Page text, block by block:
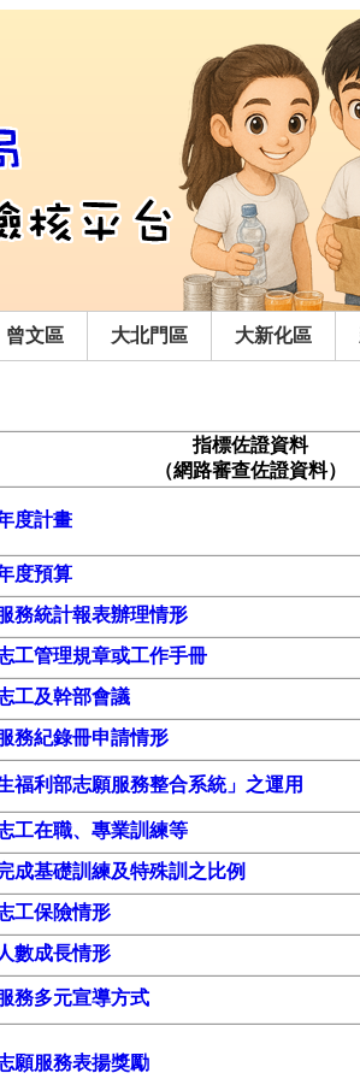
曾文區 大北門區 大新化區
指標佐證資料
（網路審查佐證資料）
度計畫
度預算
務統計報表辦理情形
工管理規章或工作手冊
工及幹部會議
務紀錄冊申請情形
福利部志願服務整合系統」之運用
工在職、專業訓練等
成基礎訓練及特殊訓之比例
工保險情形
數成長情形
務多元宣導方式
願服務表揚獎勵